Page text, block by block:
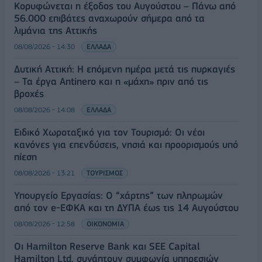
Κορυφώνεται η έξοδος του Αυγούστου – Πάνω από
56.000 επιβάτες αναχωρούν σήμερα από τα
λιμάνια της Αττικής
08/08/2026 - 14:30 ΕΛΛΑΔΑ
Δυτική Αττική: Η επόμενη ημέρα μετά τις πυρκαγιές
– Τα έργα Antinero και η «μάχη» πριν από τις
βροχές
08/08/2026 - 14:08 ΕΛΛΑΔΑ
Ειδικό Χωροταξικό για τον Τουρισμό: Οι νέοι
κανόνες για επενδύσεις, νησιά και προορισμούς υπό
πίεση
08/08/2026 - 13:21 ΤΟΥΡΙΣΜΟΣ
Υπουργείο Εργασίας: Ο “χάρτης” των πληρωμών
από τον e-ΕΦΚΑ και τη ΔΥΠΑ έως τις 14 Αυγούστου
08/08/2026 - 12:58 ΟΙΚΟΝΟΜΙΑ
Οι Hamilton Reserve Bank και SEE Capital
Hamilton Ltd. συνάπτουν συμφωνία υπηρεσιών